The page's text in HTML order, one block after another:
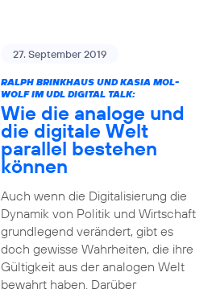
27. September 2019
RALPH BRINKHAUS UND KASIA MOL-
WOLF IM UDL DIGITAL TALK:
Wie die analoge und
die digitale Welt
parallel bestehen
können
Auch wenn die Digitalisierung die
Dynamik von Politik und Wirtschaft
grundlegend verändert, gibt es
doch gewisse Wahrheiten, die ihre
Gültigkeit aus der analogen Welt
bewahrt haben. Darüber